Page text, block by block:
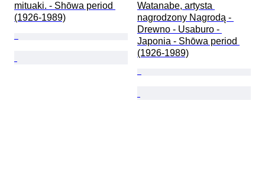
mituaki. - Shōwa period
(1926-1989)
Watanabe, artysta
nagrodzony Nagrodą -
Drewno - Usaburo -
Japonia - Shōwa period
(1926-1989)